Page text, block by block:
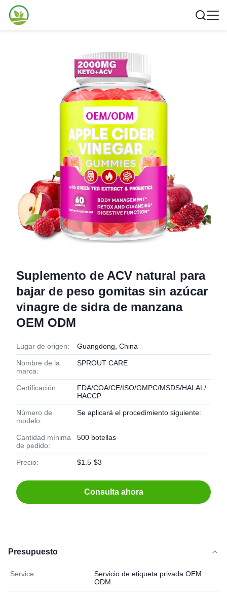
Suplemento de ACV natural para
bajar de peso gomitas sin azúcar
vinagre de sidra de manzana
OEM ODM
Lugar de origen: Guangdong, China
Nombre de la
marca:
SPROUT CARE
Certificación:
FDA/COA/CE/ISO/GMPC/MSDS/HALAL/
HACCP
Número de
modelo:
Se aplicará el procedimiento siguiente:
Cantidad mínima
de pedido:
500 botellas
Precio: $1.5-$3
Consulta ahora
Presupuesto
Service:
Servicio de etiqueta privada OEM
ODM